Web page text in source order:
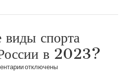
виды спорта
в 2023?
котключены